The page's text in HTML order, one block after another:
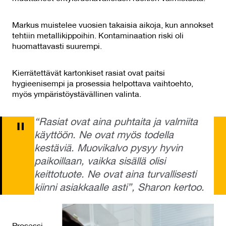
Markus muistelee vuosien takaisia aikoja, kun annokset
tehtiin metallikippoihin. Kontaminaation riski oli
huomattavasti suurempi.
Kierrätettävät kartonkiset rasiat ovat paitsi
hygieenisempi ja prosessia helpottava vaihtoehto,
myös ympäristöystävällinen valinta.
“Rasiat ovat aina puhtaita ja valmiita
käyttöön. Ne ovat myös todella
kestäviä. Muovikalvo pysyy hyvin
paikoillaan, vaikka sisällä olisi
keittotuote. Ne ovat aina turvallisesti
kiinni asiakkaalle asti”, Sharon kertoo.